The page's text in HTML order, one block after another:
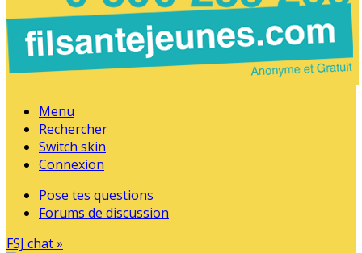
Menu
Rechercher
Switch skin
Connexion
Pose tes questions
Forums de discussion
FSJ chat »